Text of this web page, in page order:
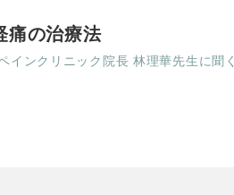
痛の治療法
インクリニック院長 林理華先生に聞く